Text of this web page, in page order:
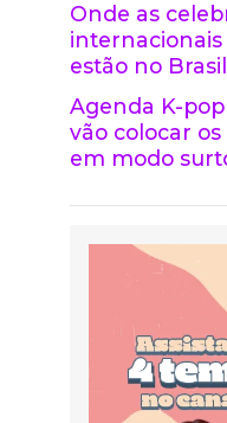
Onde as
estão no
Agenda K-
vão colocar
em modo